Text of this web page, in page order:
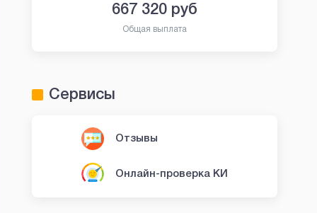
667 320 руб
Общая выплата
Сервисы
Отзывы
Онлайн-проверка КИ